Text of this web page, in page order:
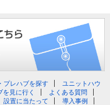
プレハブを探す
ユニットハウ
を見に行く
よくある質問
設置に当たって
導入事例